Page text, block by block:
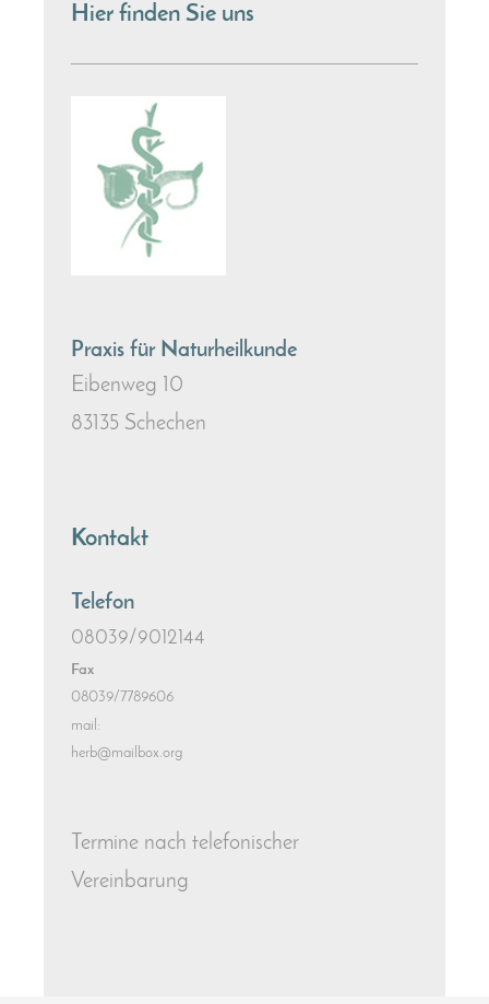
Hier finden Sie uns
Praxis für Naturheilkunde
Eibenweg 10
83135 Schechen
Kontakt
Telefon
08039/9012144
Fax
08039/7789606
mail:
herb@mailbox.org
Termine nach telefonischer
Vereinbarung